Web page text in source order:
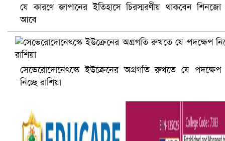
আ.লীগ ও জাপার ৯ নেতা কারাগারে
যে কারণে জাপানের ইতিহাসে চিরস্মরণীয় থাকবেন শিনজো
আবে
সেভেরোদোনেৎস্কে ইউক্রেনের অগ্রগতি রুখতে যে পদক্ষেপ
নিচ্ছে রাশিয়া